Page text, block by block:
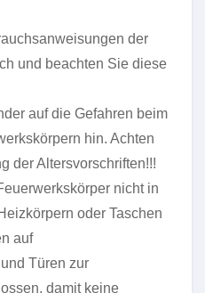
der
und beachten Sie diese
auf die Gefahren beim
hin. Achten
der Altersvorschriften!!!
nicht in
oder Taschen
auf
Türen zur
damit keine